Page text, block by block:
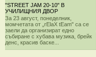
"STREET JAM 20-10" В
УЧИЛИЩНИЯ ДВОР
За 23 август, понеделник,
момчетата от „rElaX tEam" са се
заели да организират едно
събиране с хубава музика, брейк
денс, красив баске...